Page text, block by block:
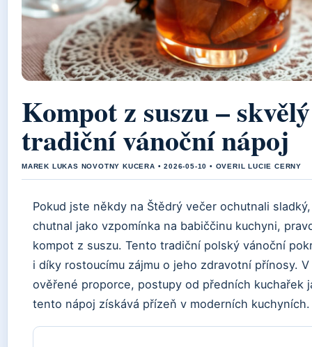
Kompot z suszu –
tradiční vánoční nápoj
MAREK LUKAS NOVOTNY KUCERA • 2026-05-10 • OVERIL LUCIE CERNY
Pokud jste někdy na Štědrý večer ochutnali
chutnal jako vzpomínka na babiččinu kuchyni,
kompot z suszu. Tento tradiční polský vánoční
i díky rostoucímu zájmu o jeho zdravotní přínosy.
ověřené proporce, postupy od předních kuchařek
tento nápoj získává přízeň v moderních kuchyních.